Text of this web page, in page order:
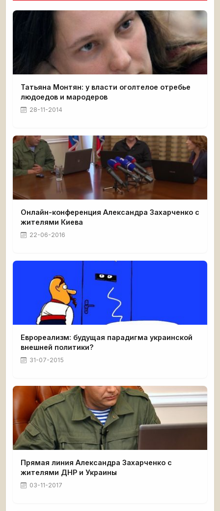
Татьяна Монтян: у власти оголтелое отребье
людоедов и мародеров
28-11-2014
Онлайн-конференция Александра Захарченко с
жителями Киева
22-06-2016
Еврореализм: будущая парадигма украинской
внешней политики?
31-07-2015
Прямая линия Александра Захарченко с
жителями ДНР и Украины
03-11-2017